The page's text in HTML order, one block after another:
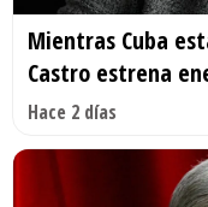
Mientras Cuba
Castro estrena
Hace 2 días